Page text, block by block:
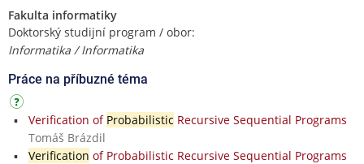
Fakulta informatiky
Doktorský studijní program / obor:
Informatika / Informatika
Práce na příbuzné téma
Verification of Probabilistic Recursive Sequential Programs
Tomáš Brázdil
Verification of Probabilistic Recursive Sequential Programs